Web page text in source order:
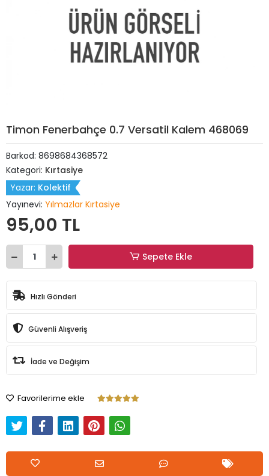
Timon Fenerbahçe 0.7 Versatil Kalem 468069
Barkod: 8698684368572
Kategori: Kırtasiye
Yazar: Kolektif
Yayınevi: Yılmazlar Kırtasiye
95,00 TL
Sepete Ekle
Hızlı Gönderi
Güvenli Alışveriş
İade ve Değişim
Favorilerime ekle